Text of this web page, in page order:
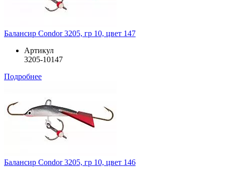
Балансир Condor 3205, гр 10, цвет 147
Артикул
3205-10147
Подробнее
Балансир Condor 3205, гр 10, цвет 146